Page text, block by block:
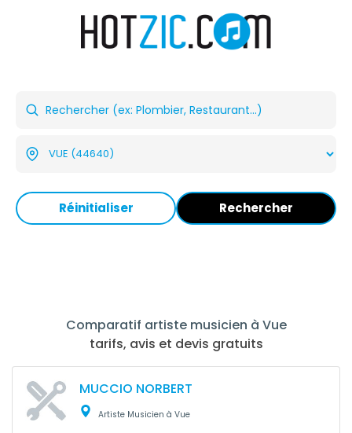
Réinitialiser Rechercher
Comparatif artiste musicien à Vue
tarifs, avis et devis gratuits
MUCCIO NORBERT
Artiste Musicien à Vue